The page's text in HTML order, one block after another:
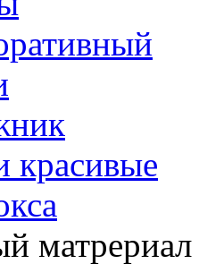
красивые
матрериал